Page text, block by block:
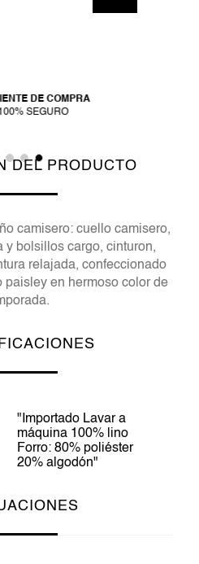
DE COMPRA
SEGURO
DEL PRODUCTO
camisero: cuello camisero,
y bolsillos cargo, cinturon,
relajada, confeccionado
paisley en hermoso color de
"Importado Lavar a
máquina 100% lino
Forro: 80% poliéster
20% algodón"